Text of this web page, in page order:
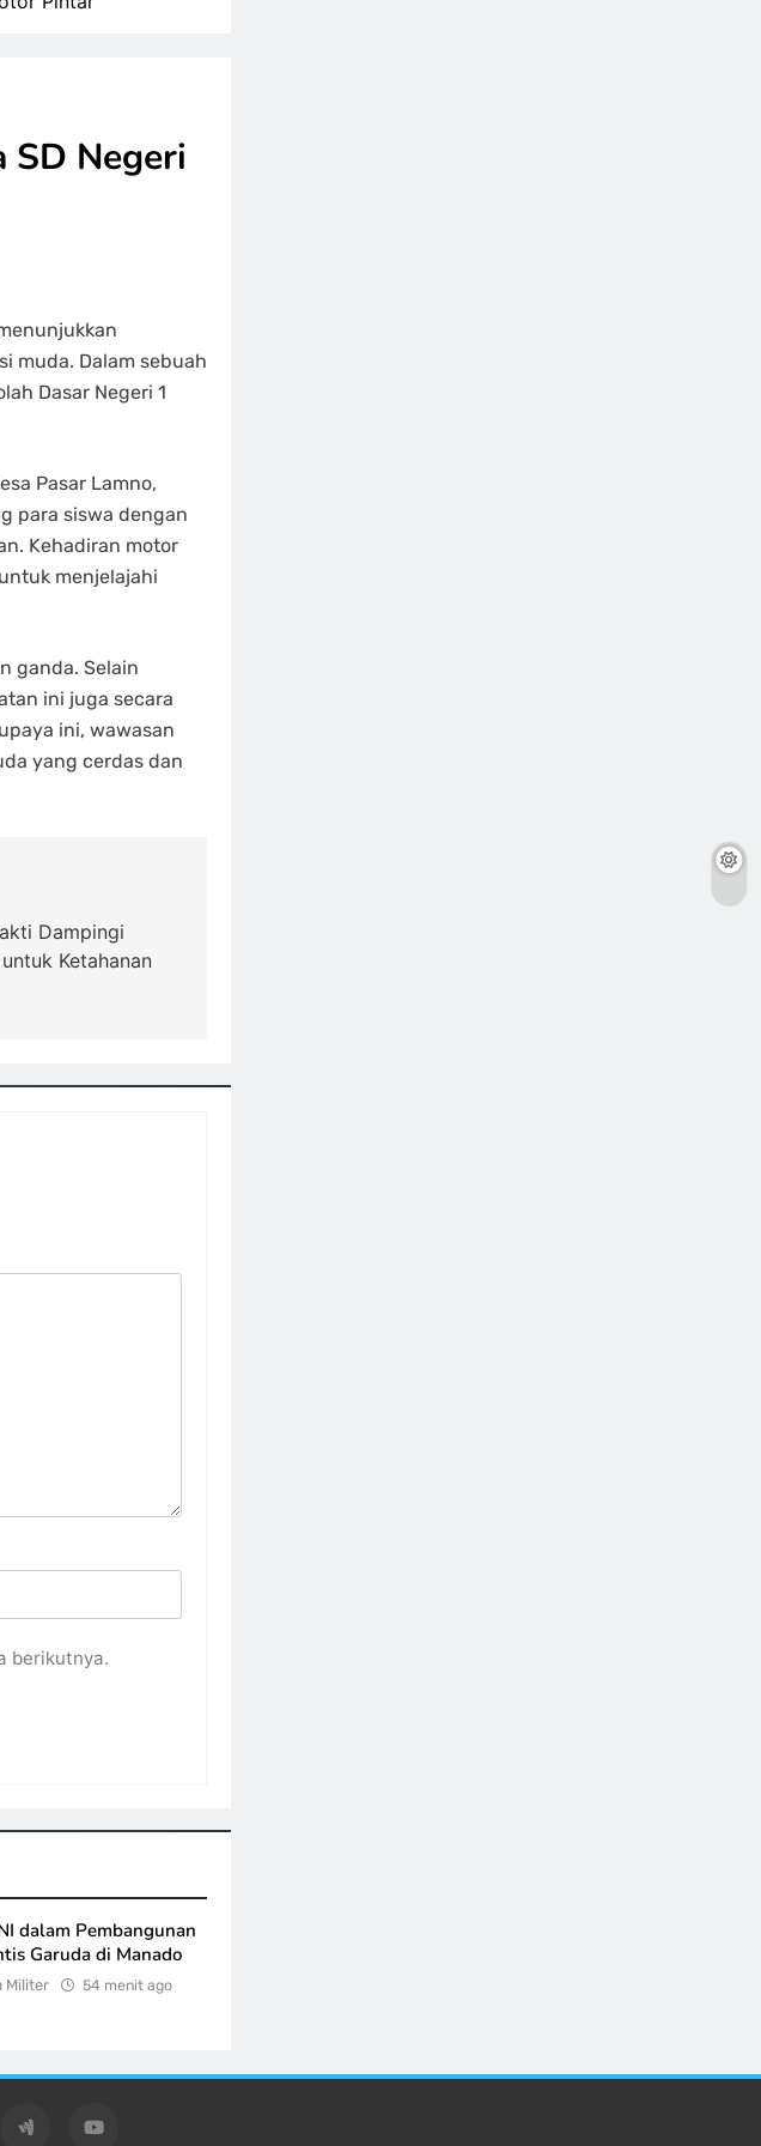
Negeri
muda. Dalam sebuah
Dasar Negeri 1
Pasar Lamno,
para siswa dengan
Kehadiran motor
menjelajahi
ganda. Selain
ini juga secara
ini, wawasan
yang cerdas dan
Dampingi
Ketahanan
berikutnya.
dalam Pembangunan
Garuda di Manado
Militer 54 menit ago